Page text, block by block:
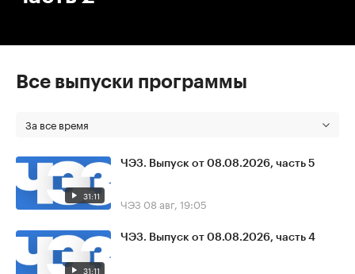
Все выпуски программы
За все время
31:11
ЧЭЗ. Выпуск от 08.08.2026, часть 5
ЧЭЗ 08 авг, 19:05
31:11
ЧЭЗ. Выпуск от 08.08.2026, часть 4